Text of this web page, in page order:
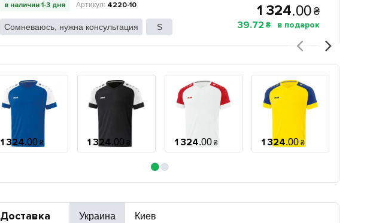
в наличии 1-3 дня 4220-10
Сомневаюсь, нужна консультация S
1 324.00 ₴
39.72 ₴
1 324.00 ₴ 1 324.00 ₴ 1 324.00 ₴ 1 324.00 ₴
Доставка Украина Киев